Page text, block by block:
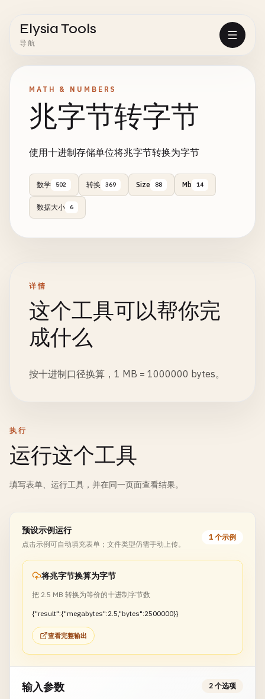
Elysia Tools
导航
MATH & NUMBERS
兆字节转字节
使用十进制存储单位将兆字节转换为字节
数学 502 转换 369 Size 88 Mb 14
数据大小 6
详情
这个工具可以帮你完
成什么
按十进制口径换算，1 MB = 1000000 bytes。
执行
运行这个工具
填写表单、运行工具，并在同一页面查看结果。
预设示例运行
点击示例可自动填充表单；文件类型仍需手动上传。
1 个示例
将兆字节换算为字节
把 2.5 MB 转换为等价的十进制字节数
{"result":{"megabytes":2.5,"bytes":2500000}}
查看完整输出
输入参数 2 个选项